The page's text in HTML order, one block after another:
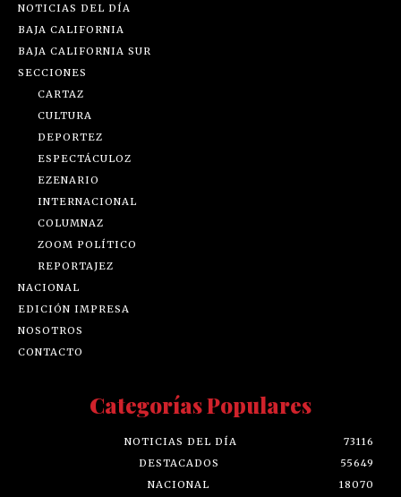
NOTICIAS DEL DÍA
BAJA CALIFORNIA
BAJA CALIFORNIA SUR
SECCIONES
CARTAZ
CULTURA
DEPORTEZ
ESPECTÁCULOZ
EZENARIO
INTERNACIONAL
COLUMNAZ
ZOOM POLÍTICO
REPORTAJEZ
NACIONAL
EDICIÓN IMPRESA
NOSOTROS
CONTACTO
Categorías Populares
NOTICIAS DEL DÍA
73116
DESTACADOS
55649
NACIONAL
18070